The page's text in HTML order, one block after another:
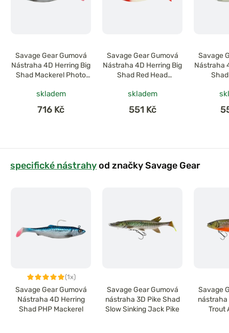
Savage Gear Gumová
Nástraha 4D Herring Big
Shad Mackerel Photo
skladem
716 Kč
Savage Gear Gumová
Nástraha 4D Herring Big
Shad Red Head
skladem
551 Kč
Savage
Nástraha
specifické nástrahyod značky Savage Gear
(1x)
Savage Gear Gumová
Nástraha 4D Herring
Shad PHP Mackerel
Savage Gear Gumová
nástraha 3D Pike Shad
Slow Sinking Jack Pike
Savage
nástraha
Trout